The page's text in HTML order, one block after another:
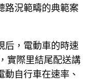
路況範疇的典範案
后，電動車的時速
實際里結尾配送講
自行車在速率、